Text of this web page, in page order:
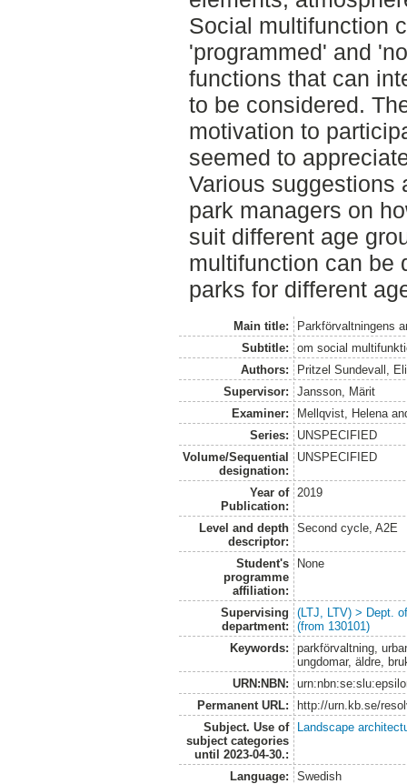
Social multifunction
'programmed' and
functions that can
to be considered.
motivation to
seemed to
Various suggestions
park managers on
suit different age
multifunction can be
parks for different
Main title:
Parkförvaltningens
Subtitle:
om social
Authors:
Pritzel Sundevall,
Supervisor:
Jansson, Märit
Examiner:
Mellqvist, Helena
Series:
UNSPECIFIED
Volume/Sequential
designation:
UNSPECIFIED
Year of
Publication:
2019
Level and depth
descriptor:
Second cycle, A2E
Student's
programme
affiliation:
None
Supervising
department:
(LTJ, LTV) > Dept.
(from 130101)
Keywords:
parkförvaltning,
ungdomar, äldre,
URN:NBN:
Permanent URL:
http://urn.kb.se/
Subject. Use of
subject categories
until 2023-04-30.:
Landscape
Language:
Swedish